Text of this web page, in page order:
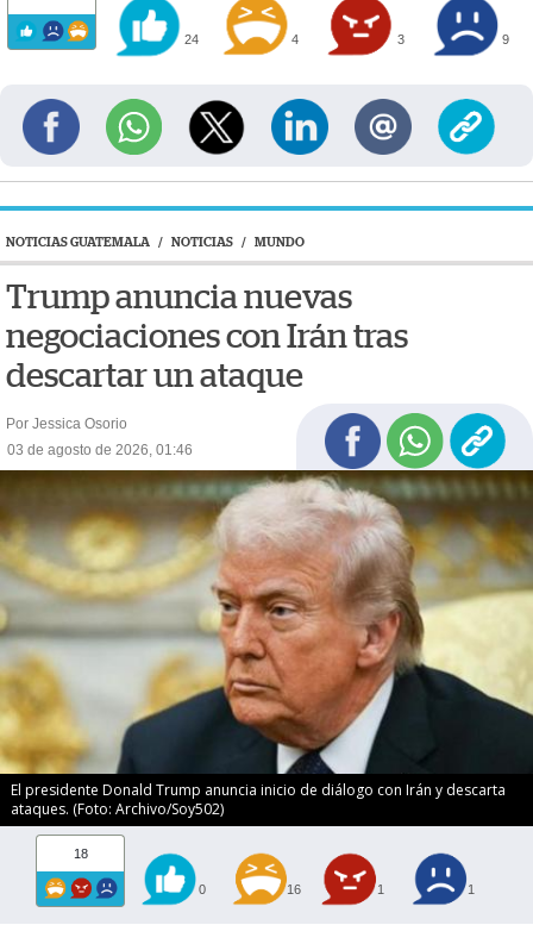
24 4 3 9
NOTICIAS GUATEMALA / NOTICIAS / MUNDO
Trump anuncia nuevas
negociaciones con Irán tras
descartar un ataque
Por Jessica Osorio
03 de agosto de 2026, 01:46
El presidente Donald Trump anuncia inicio de diálogo con Irán y descarta
ataques. (Foto: Archivo/Soy502)
18
0 16 1 1